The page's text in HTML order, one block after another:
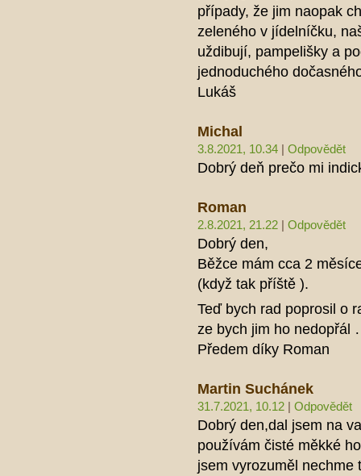
případy, že jim naopak
zeleného v jídelníčku,
uždibují, pampelišky a
jednoduchého
Lukáš
Michal
3.8.2021, 10.34 Odpovědět
Dobrý deň prečo mi
Roman
2.8.2021, 21.22 Odpovědět
Dobrý den,
Běžce mám cca 2
(když tak příště ).
Teď bych rad poprosil o
ze bych jim ho nedopřál
Předem díky Roman
Martin Suchánek
31.7.2021, 10.12 Odpovědět
Dobrý den,dal jsem na
používám čisté měkké
jsem vyrozuměl